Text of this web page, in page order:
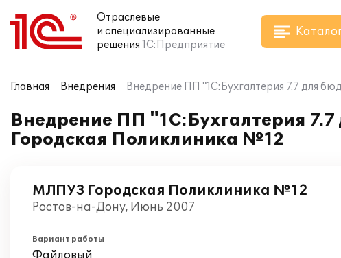
Отраслевые
и специализированные
решения 1С:Предприятие
Главная Внедрения Внедрение ПП "1С:Бухгалтерия 7.7 для
Внедрение ПП "1С:Бухгалтерия
Городская Поликлиника №12
МЛПУЗ Городская Поликлиника №12
Ростов-на-Дону, Июнь 2007
Вариант работы
Файловый